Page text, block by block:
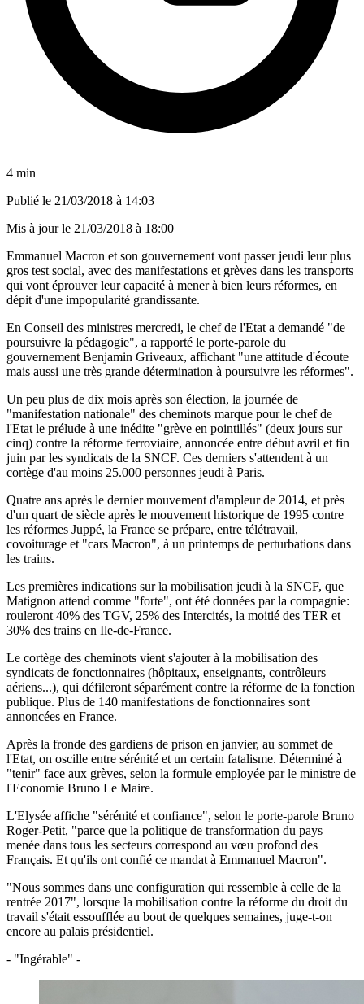
4 min
Publié le 21/03/2018 à 14:03
Mis à jour le 21/03/2018 à 18:00
Emmanuel Macron et son gouvernement vont passer jeudi leur plus
gros test social, avec des manifestations et grèves dans les transports
qui vont éprouver leur capacité à mener à bien leurs réformes, en
dépit d'une impopularité grandissante.
En Conseil des ministres mercredi, le chef de l'Etat a demandé "de
poursuivre la pédagogie", a rapporté le porte-parole du
gouvernement Benjamin Griveaux, affichant "une attitude d'écoute
mais aussi une très grande détermination à poursuivre les réformes".
Un peu plus de dix mois après son élection, la journée de
"manifestation nationale" des cheminots marque pour le chef de
l'Etat le prélude à une inédite "grève en pointillés" (deux jours sur
cinq) contre la réforme ferroviaire, annoncée entre début avril et fin
juin par les syndicats de la SNCF. Ces derniers s'attendent à un
cortège d'au moins 25.000 personnes jeudi à Paris.
Quatre ans après le dernier mouvement d'ampleur de 2014, et près
d'un quart de siècle après le mouvement historique de 1995 contre
les réformes Juppé, la France se prépare, entre télétravail,
covoiturage et "cars Macron", à un printemps de perturbations dans
les trains.
Les premières indications sur la mobilisation jeudi à la SNCF, que
Matignon attend comme "forte", ont été données par la compagnie:
rouleront 40% des TGV, 25% des Intercités, la moitié des TER et
30% des trains en Ile-de-France.
Le cortège des cheminots vient s'ajouter à la mobilisation des
syndicats de fonctionnaires (hôpitaux, enseignants, contrôleurs
aériens...), qui défileront séparément contre la réforme de la fonction
publique. Plus de 140 manifestations de fonctionnaires sont
annoncées en France.
Après la fronde des gardiens de prison en janvier, au sommet de
l'Etat, on oscille entre sérénité et un certain fatalisme. Déterminé à
"tenir" face aux grèves, selon la formule employée par le ministre de
l'Economie Bruno Le Maire.
L'Elysée affiche "sérénité et confiance", selon le porte-parole Bruno
Roger-Petit, "parce que la politique de transformation du pays
menée dans tous les secteurs correspond au vœu profond des
Français. Et qu'ils ont confié ce mandat à Emmanuel Macron".
"Nous sommes dans une configuration qui ressemble à celle de la
rentrée 2017", lorsque la mobilisation contre la réforme du droit du
travail s'était essoufflée au bout de quelques semaines, juge-t-on
encore au palais présidentiel.
- "Ingérable" -